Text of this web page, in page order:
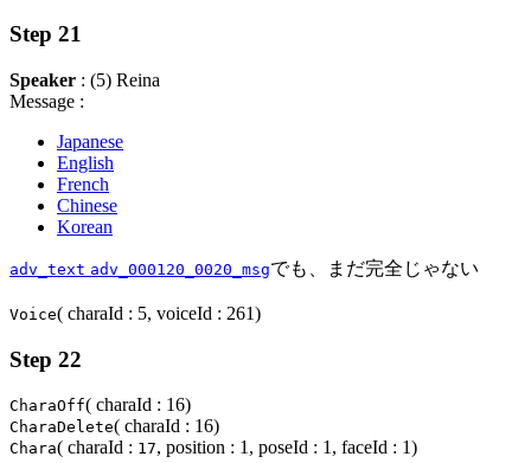
Step 21
Speaker : (5) Reina
Message :
Japanese
English
French
Chinese
Korean
adv_text adv_000120_0020_msgでも、まだ完全じゃない
Voice( charaId : 5, voiceId : 261)
Step 22
CharaOff( charaId : 16)
CharaDelete( charaId : 16)
Chara( charaId : 17, position : 1, poseId : 1, faceId : 1)